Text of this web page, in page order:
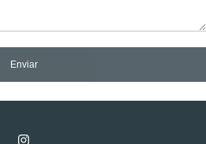
Enviar